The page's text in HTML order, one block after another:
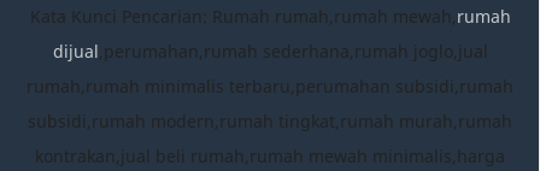
Kata Kunci Pencarian: Rumah rumah,rumah mewah, rumah
dijual ,perumahan,rumah sederhana,rumah joglo,jual
rumah,rumah minimalis terbaru,perumahan subsidi,rumah
subsidi,rumah modern,rumah tingkat,rumah murah,rumah
kontrakan,jual beli rumah,rumah mewah minimalis,harga